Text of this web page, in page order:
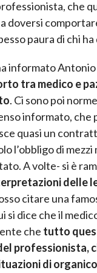
che
doversi
paura di chi ha
informato Antonio
tra medico e
. Ci sono poi
informato, che
quasi un
l’obbligo di mezzi
A volte- si è
delle
citare una
si dice che il
che tutto
professionista,
di